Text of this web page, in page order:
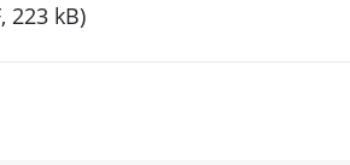
223 kB)